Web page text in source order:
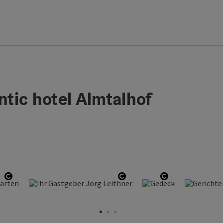
hotel Almtalhof
Open copyright Open copyright
Open